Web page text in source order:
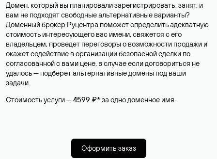
Домен, который вы планировали зарегистрировать, занят, и
вам не подходят свободные альтернативные варианты?
Доменный брокер Руцентра поможет определить адекватную
стоимость интересующего вас имени, свяжется с его
владельцем, проведет переговоры о возможности продажи и
окажет содействие в организации безопасной сделки по
согласованной с вами цене, в случае если договориться не
удалось — подберет альтернативные домены под ваши
задачи.
Стоимость услуги —4599 ₽*за одно доменное имя.
Оформить заказ